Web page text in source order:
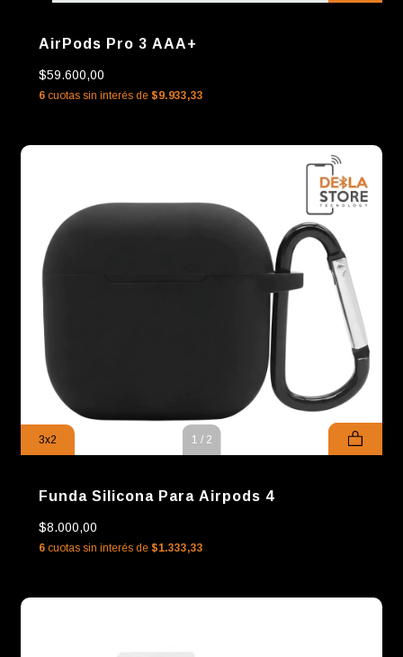
AirPods Pro 3 AAA+
$59.600,00
6 cuotas sin interés de $9.933,33
1 / 2
3x2
Funda Silicona Para Airpods 4
$8.000,00
6 cuotas sin interés de $1.333,33